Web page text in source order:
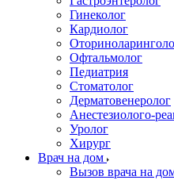
Гинеколог
Кардиолог
Офтальмолог
Педиатрия
Стоматолог
Дерматовенеролог
Анестезиолого-
Уролог
Хирург
Врач на дом
Вызов врача на